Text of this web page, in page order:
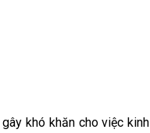
khó khăn cho việc kinh